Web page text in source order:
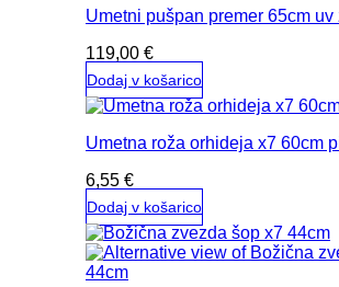
Umetni pušpan premer 65cm uv
119,00 €
Dodaj v košarico
Umetna roža orhideja x7 60cm
6,55 €
Dodaj v košarico